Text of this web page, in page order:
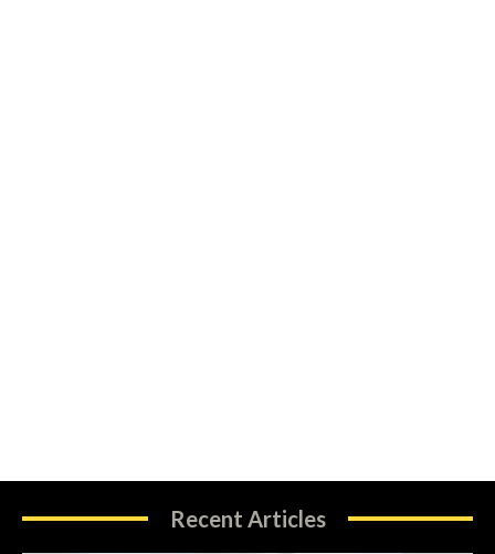
Recent Articles